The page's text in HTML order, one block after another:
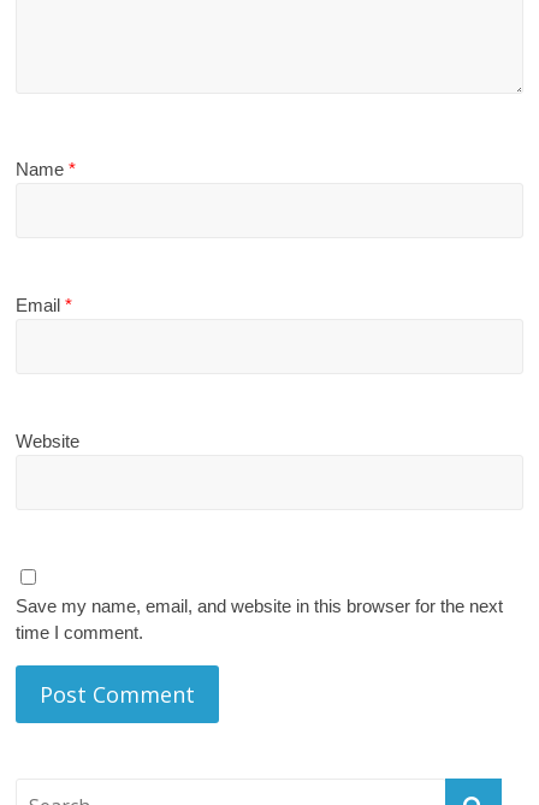
Name*
Email*
Website
Save my name, email, and website in this browser for the next
time I comment.